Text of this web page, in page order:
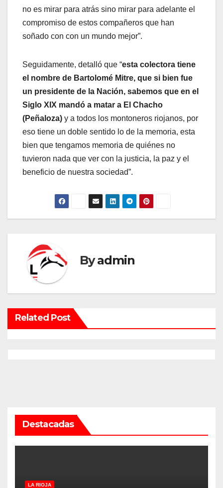
no es mirar para atrás sino mirar para adelante el
compromiso de estos compañeros que han
soñado con con un mundo mejor”.
Seguidamente, detalló que “esta colectora tiene
el nombre de Bartolomé Mitre, que si bien fue
un presidente de la Nación, sabemos que en el
Siglo XIX mandó a matar a El Chacho
(Peñaloza) y a todos los montoneros riojanos, por
eso tiene un doble sentido lo de la memoria, esta
bien que tengamos memoria de quiénes no
tuvieron nada que ver con la justicia, la paz y el
beneficio de nuestra sociedad”.
Byadmin
Related Post
Destacadas
LA RIOJA